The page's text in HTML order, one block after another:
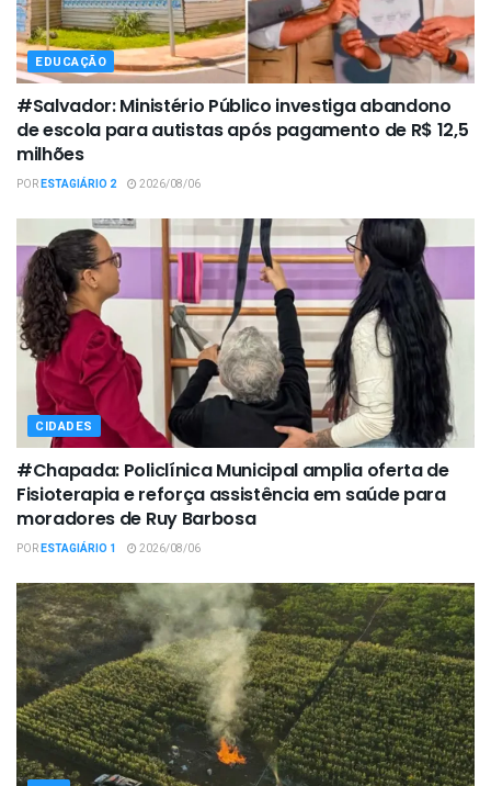
EDUCAÇÃO
#Salvador: Ministério Público investiga abandono
de escola para autistas após pagamento de R$ 12,5
milhões
PORESTAGIÁRIO 2 2026/08/06
CIDADES
#Chapada: Policlínica Municipal amplia oferta de
Fisioterapia e reforça assistência em saúde para
moradores de Ruy Barbosa
PORESTAGIÁRIO 1 2026/08/06